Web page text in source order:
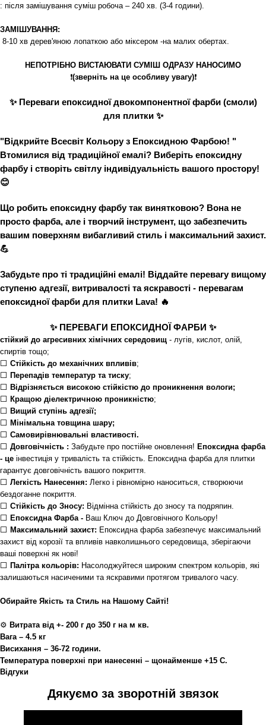
: після замішування суміш робоча – 240 хв. (3-4 години).
ЗАМІШУВАННЯ:
8-10 хв дерев'яною лопаткою або міксером -на малих обертах.
НЕПОТРІБНО ВИСТАЮВАТИ СУМІШ ОДРАЗУ НАНОСИМО
❗(зверніть на це особливу увагу)❗
✨ Переваги епоксидної двокомпонентної фарби (смоли)
для плитки ✨
"Відкрийте Всесвіт Кольору з Епоксидною Фарбою! "
Втомилися від традиційної емалі? Виберіть епоксидну
фарбу і створіть світлу індивідуальність вашого простору!
😊
Що робить епоксидну фарбу так винятковою? Вона не
просто фарба, але і творчий інструмент, що забезпечить
вашим поверхням вибагливий стиль і максимальний захист.
💪
Забудьте про ті традиційні емалі! Віддайте перевагу вищому
ступеню адгезії, витривалості та яскравості - перевагам
епоксидної фарби для плитки Lava! 🔥
✨ ПЕРЕВАГИ ЕПОКСИДНОЇ ФАРБИ ✨
стійкий до агресивних хімічних середовищ - лугів, кислот, олій,
спиртів тощо;
⬜ Стійкість до механічних впливів;
⬜ Перепадів температур та тиску;
⬜ Відрізняється високою стійкістю до проникнення вологи;
⬜ Кращою діелектричною проникністю;
⬜ Вищий ступінь адгезії;
⬜ Мінімальна товщина шару;
⬜ Самовирівнювальні властивості.
⬜ Довговічність : Забудьте про постійне оновлення! Епоксидна фарба
- це інвестиція у тривалість та стійкість. Епоксидна фарба для плитки
гарантує довговічність вашого покриття.
⬜ Легкість Нанесення: Легко і рівномірно наноситься, створюючи
бездоганне покриття.
⬜ Стійкість до Зносу: Відмінна стійкість до зносу та подряпин.
⬜ Епоксидна Фарба - Ваш Ключ до Довговічного Кольору!
⬜ Максимальний захист: Епоксидна фарба забезпечує максимальний
захист від корозії та впливів навколишнього середовища, зберігаючи
ваші поверхні як нові!
⬜ Палітра кольорів: Насолоджуйтеся широким спектром кольорів, які
залишаються насиченими та яскравими протягом тривалого часу.
Обирайте Якість та Стиль на Нашому Сайті!
⚙ Витрата від +- 200 г до 350 г на м кв.
Вага – 4.5 кг
Висихання – 36-72 години.
Температура поверхні при нанесенні – щонайменше +15 С.
Відгуки
Дякуємо за зворотній звязок